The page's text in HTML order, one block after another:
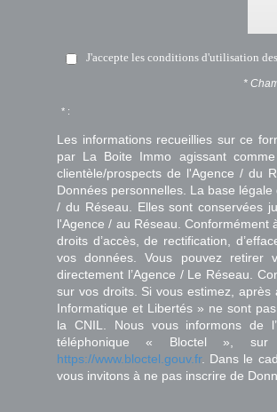
J'accepte les conditions d'utilisation
*
* :
Les informations recueillies sur ce
par La Boite Immo agissant
clientèle/prospects de l'Agence / du
Données personnelles. La base
/ du Réseau. Elles sont conservées
l'Agence / au Réseau.
droits d’accès, de rectification,
vos données. Vous pouvez retirer
directement l’Agence / Le Réseau.
sur vos droits. Si vous estimez,
Informatique et Libertés » ne sont
la CNIL. Nous vous informons de
téléphonique « Bloctel »,
https://www.bloctel.gouv.fr. Dans le
vous invitons à ne pas inscrire de